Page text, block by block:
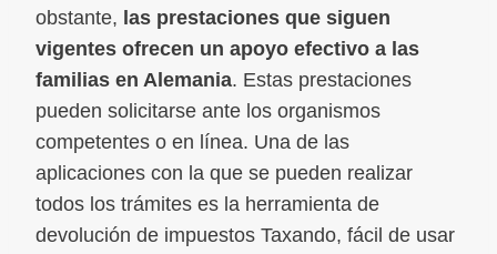
obstante, las prestaciones que siguen
vigentes ofrecen un apoyo efectivo a las
familias en Alemania. Estas prestaciones
pueden solicitarse ante los organismos
competentes o en línea. Una de las
aplicaciones con la que se pueden realizar
todos los trámites es la herramienta de
devolución de impuestos Taxando, fácil de usar